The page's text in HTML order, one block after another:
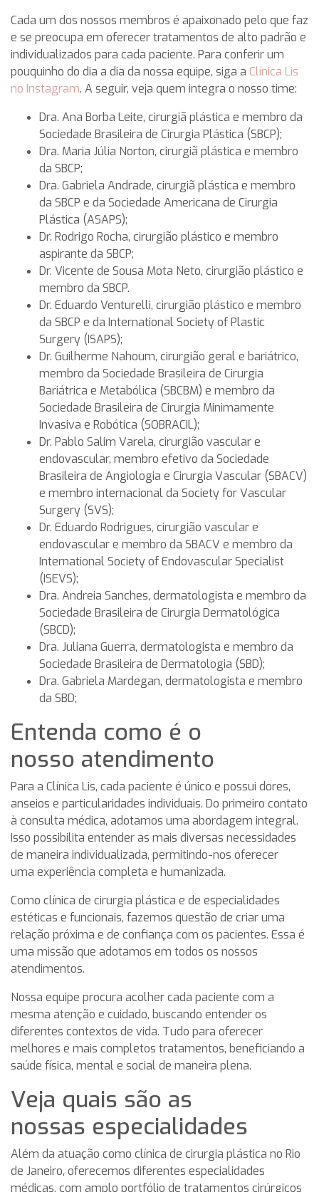
Cada um dos nossos membros é apaixonado pelo que faz
e se preocupa em oferecer tratamentos de alto padrão e
individualizados para cada paciente. Para conferir um
pouquinho do dia a dia da nossa equipe, siga a Clínica Lis
no Instagram. A seguir, veja quem integra o nosso time:
Dra. Ana Borba Leite, cirurgiã plástica e membro da
Sociedade Brasileira de Cirurgia Plástica (SBCP);
Dra. Maria Júlia Norton, cirurgiã plástica e membro
da SBCP;
Dra. Gabriela Andrade, cirurgiã plástica e membro
da SBCP e da Sociedade Americana de Cirurgia
Plástica (ASAPS);
Dr. Rodrigo Rocha, cirurgião plástico e membro
aspirante da SBCP;
Dr. Vicente de Sousa Mota Neto, cirurgião plástico e
membro da SBCP.
Dr. Eduardo Venturelli, cirurgião plástico e membro
da SBCP e da International Society of Plastic
Surgery (ISAPS);
Dr. Guilherme Nahoum, cirurgião geral e bariátrico,
membro da Sociedade Brasileira de Cirurgia
Bariátrica e Metabólica (SBCBM) e membro da
Sociedade Brasileira de Cirurgia Minimamente
Invasiva e Robótica (SOBRACIL);
Dr. Pablo Salim Varela, cirurgião vascular e
endovascular, membro efetivo da Sociedade
Brasileira de Angiologia e Cirurgia Vascular (SBACV)
e membro internacional da Society for Vascular
Surgery (SVS);
Dr. Eduardo Rodrigues, cirurgião vascular e
endovascular e membro da SBACV e membro da
International Society of Endovascular Specialist
(ISEVS);
Dra. Andreia Sanches, dermatologista e membro da
Sociedade Brasileira de Cirurgia Dermatológica
(SBCD);
Dra. Juliana Guerra, dermatologista e membro da
Sociedade Brasileira de Dermatologia (SBD);
Dra. Gabriela Mardegan, dermatologista e membro
da SBD;
Entenda como é o
nosso atendimento
Para a Clínica Lis, cada paciente é único e possui dores,
anseios e particularidades individuais. Do primeiro contato
à consulta médica, adotamos uma abordagem integral.
Isso possibilita entender as mais diversas necessidades
de maneira individualizada, permitindo-nos oferecer
uma experiência completa e humanizada.
Como clínica de cirurgia plástica e de especialidades
estéticas e funcionais, fazemos questão de criar uma
relação próxima e de confiança com os pacientes. Essa é
uma missão que adotamos em todos os nossos
atendimentos.
Nossa equipe procura acolher cada paciente com a
mesma atenção e cuidado, buscando entender os
diferentes contextos de vida. Tudo para oferecer
melhores e mais completos tratamentos, beneficiando a
saúde física, mental e social de maneira plena.
Veja quais são as
nossas especialidades
Além da atuação como clínica de cirurgia plástica no Rio
de Janeiro, oferecemos diferentes especialidades
médicas, com amplo portfólio de tratamentos cirúrgicos